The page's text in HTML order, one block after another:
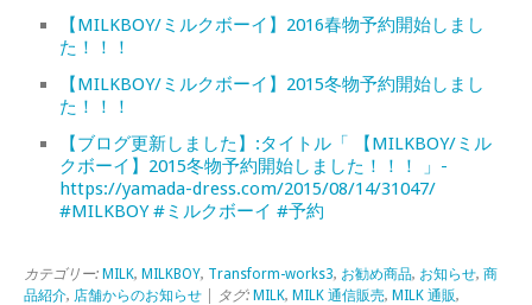
【MILKBOY/ミルクボーイ】2016春物予約開始しまし
た！！！
【MILKBOY/ミルクボーイ】2015冬物予約開始しまし
た！！！
【ブログ更新しました】:タイトル「 【MILKBOY/ミル
クボーイ】2015冬物予約開始しました！！！ 」-
https://yamada-dress.com/2015/08/14/31047/
#MILKBOY #ミルクボーイ #予約
カテゴリー: MILK, MILKBOY, Transform-works3, お勧め商品, お知らせ, 商
品紹介, 店舗からのお知らせ | タグ: MILK, MILK 通信販売, MILK 通販,